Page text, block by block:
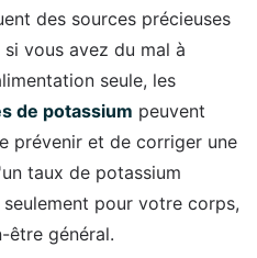
des sources précieuses
vous avez du mal à
seule, les
de potassium peuvent
prévenir et de corriger une
taux de potassium
pour votre corps,
être général.